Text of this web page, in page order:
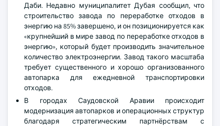
Даби. Недавно муниципалитет Дубая сообщил, что
строительство завода по переработке отходов в
энергию на 85% завершено, и он позиционируется как
«крупнейший в мире завод по переработке отходов в
энергию», который будет производить значительное
количество электроэнергии. Завод такого масштаба
требует существенного и хорошо организованного
автопарка для ежедневной транспортировки
отходов.
В городах Саудовской Аравии происходит
модернизация автопарков и операционных структур
благодаря стратегическим партнёрствам с